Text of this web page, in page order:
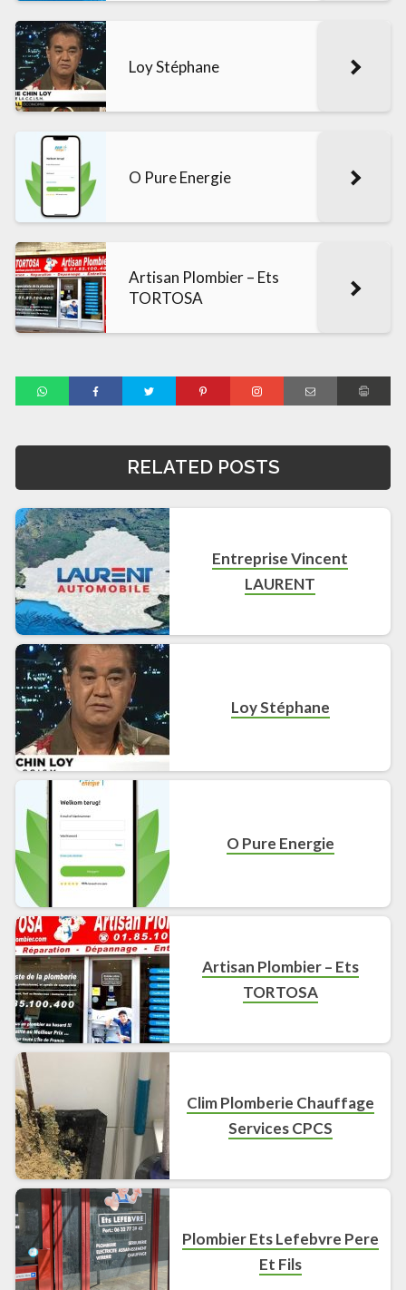
Loy Stéphane
O Pure Energie
Artisan Plombier – Ets
TORTOSA
RELATED POSTS
Entreprise Vincent
LAURENT
Loy Stéphane
O Pure Energie
Artisan Plombier – Ets
TORTOSA
Clim Plomberie Chauffage
Services CPCS
Plombier Ets Lefebvre Pere
Et Fils